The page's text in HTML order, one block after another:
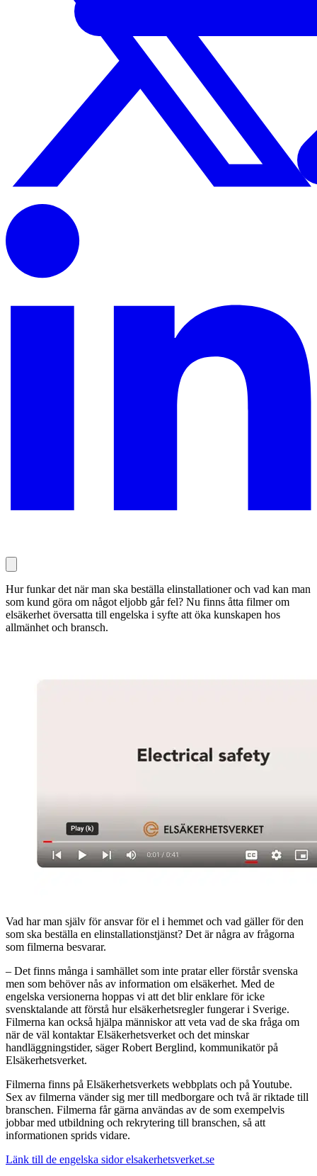
Hur funkar det när man ska beställa elinstallationer och vad kan man
som kund göra om något eljobb går fel? Nu finns åtta filmer om
elsäkerhet översatta till engelska i syfte att öka kunskapen hos
allmänhet och bransch.
Vad har man själv för ansvar för el i hemmet och vad gäller för den
som ska beställa en elinstallationstjänst? Det är några av frågorna
som filmerna besvarar.
– Det finns många i samhället som inte pratar eller förstår svenska
men som behöver nås av information om elsäkerhet. Med de
engelska versionerna hoppas vi att det blir enklare för icke
svensktalande att förstå hur elsäkerhetsregler fungerar i Sverige.
Filmerna kan också hjälpa människor att veta vad de ska fråga om
när de väl kontaktar Elsäkerhetsverket och det minskar
handläggningstider, säger Robert Berglind, kommunikatör på
Elsäkerhetsverket.
Filmerna finns på Elsäkerhetsverkets webbplats och på Youtube.
Sex av filmerna vänder sig mer till medborgare och två är riktade till
branschen. Filmerna får gärna användas av de som exempelvis
jobbar med utbildning och rekrytering till branschen, så att
informationen sprids vidare.
Länk till de engelska sidor elsakerhetsverket.se